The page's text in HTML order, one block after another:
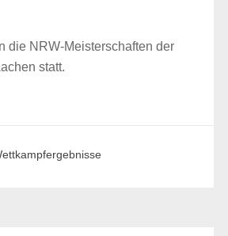
die NRW-Meisterschaften der
statt.